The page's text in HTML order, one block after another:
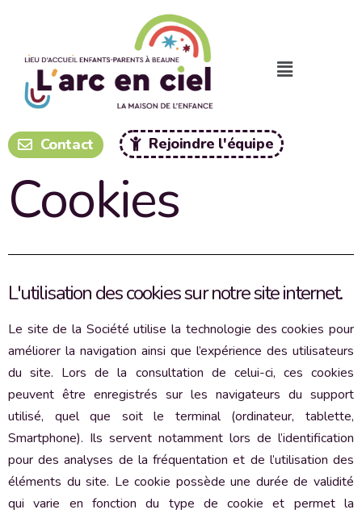
Contact Rejoindre l'équipe
Cookies
L'utilisation des cookies​ sur notre site internet.
Le site de la Société utilise la technologie des cookies pour
améliorer la navigation ainsi que l’expérience des utilisateurs
du site. Lors de la consultation de celui-ci, ces cookies
peuvent être enregistrés sur les navigateurs du support
utilisé, quel que soit le terminal (ordinateur, tablette,
Smartphone). Ils servent notamment lors de l’identification
pour des analyses de la fréquentation et de l’utilisation des
éléments du site. Le cookie possède une durée de validité
qui varie en fonction du type de cookie et permet la
Panneau de gestion des cookies